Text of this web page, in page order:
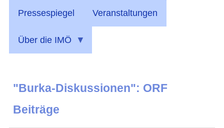
Pressespiegel Veranstaltungen
Über die IMÖ
"Burka-Diskussionen": ORF
Beiträge